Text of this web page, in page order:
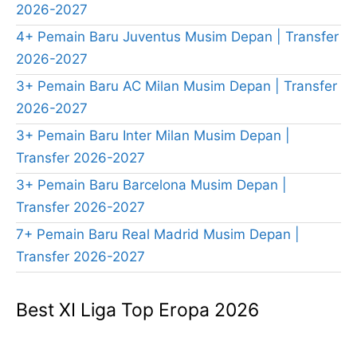
2026-2027
4+ Pemain Baru Juventus Musim Depan | Transfer
2026-2027
3+ Pemain Baru AC Milan Musim Depan | Transfer
2026-2027
3+ Pemain Baru Inter Milan Musim Depan |
Transfer 2026-2027
3+ Pemain Baru Barcelona Musim Depan |
Transfer 2026-2027
7+ Pemain Baru Real Madrid Musim Depan |
Transfer 2026-2027
Best XI Liga Top Eropa 2026